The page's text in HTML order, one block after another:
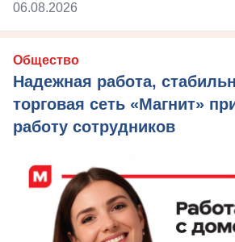
06.08.2026
Общество
Надежная работа,
торговая сеть «Магнит»
работу сотрудников